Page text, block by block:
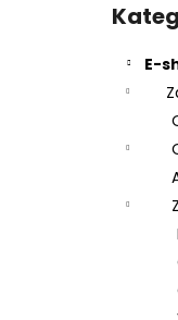
Přeskočit
kategorie
E-